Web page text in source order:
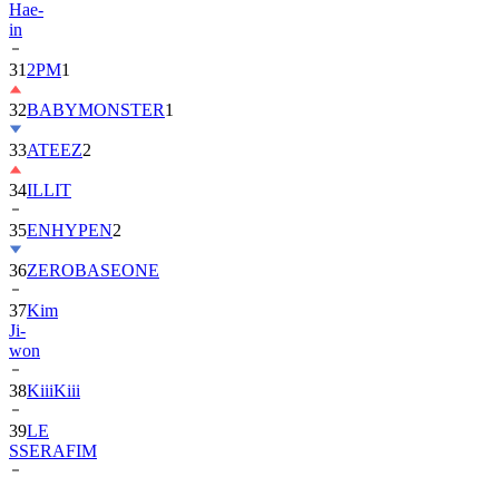
31
32 BABYMONSTER
33ATEEZ2
34ILLIT
35ENHYPEN
36ZEROBASEONE
37Kim
Ji-
won
38KiiiKiii
39LE
SSERAFIM
40AHOF1